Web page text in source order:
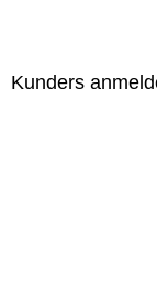
Kunders